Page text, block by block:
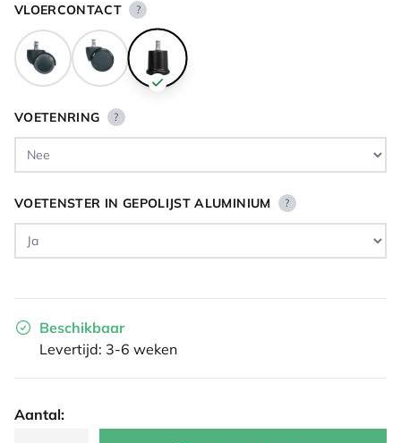
VLOERCONTACT ?
VOETENRING ?
VOETENSTER IN GEPOLIJST ALUMINIUM ?
Beschikbaar
Levertijd: 3-6 weken
Aantal: